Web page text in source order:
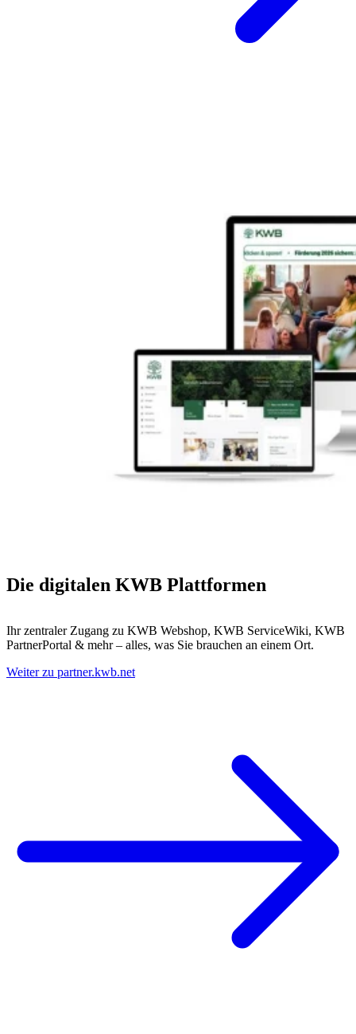
Die digitalen KWB Plattformen
Ihr zentraler Zugang zu KWB Webshop, KWB ServiceWiki, KWB
PartnerPortal & mehr – alles, was Sie brauchen an einem Ort.
Weiter zu partner.kwb.net